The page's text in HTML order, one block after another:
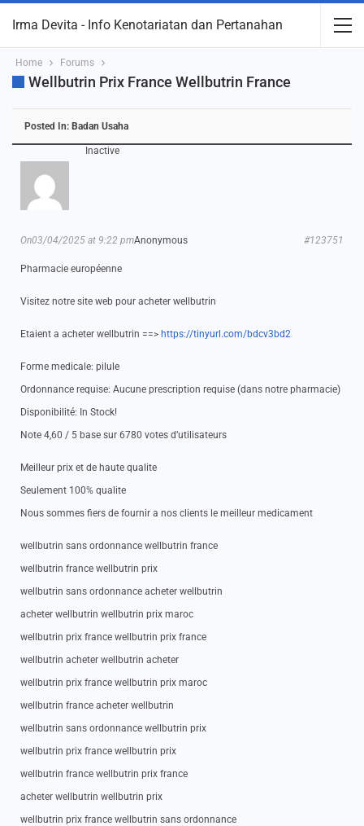
Irma Devita - Info Kenotariatan dan Pertanahan
Home Forums
Wellbutrin Prix France Wellbutrin France
Posted In: Badan Usaha
Inactive
Anonymous
On03/04/2025 at 9:22 pm #123751
Pharmacie européenne
Visitez notre site web pour acheter wellbutrin
Etaient a acheter wellbutrin ==> https://tinyurl.com/bdcv3bd2
Forme medicale: pilule
Ordonnance requise: Aucune prescription requise (dans notre pharmacie)
Disponibilité: In Stock!
Note 4,60 / 5 base sur 6780 votes d’utilisateurs
Meilleur prix et de haute qualite
Seulement 100% qualite
Nous sommes fiers de fournir a nos clients le meilleur medicament
wellbutrin sans ordonnance wellbutrin france
wellbutrin france wellbutrin prix
wellbutrin sans ordonnance acheter wellbutrin
acheter wellbutrin wellbutrin prix maroc
wellbutrin prix france wellbutrin prix france
wellbutrin acheter wellbutrin acheter
wellbutrin prix france wellbutrin prix maroc
wellbutrin france acheter wellbutrin
wellbutrin sans ordonnance wellbutrin prix
wellbutrin prix france wellbutrin prix
wellbutrin france wellbutrin prix france
acheter wellbutrin wellbutrin prix
wellbutrin prix france wellbutrin sans ordonnance